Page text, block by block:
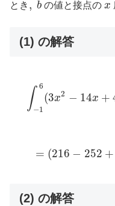
とき , b の値と接点のx
x
(1) の解答
∫ 6
−1
(3x2 − 14x +
∫−
= (216 − 252 +
=( 216−252
(2) の解答